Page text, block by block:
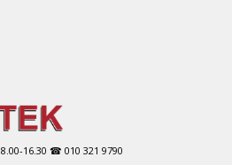
8.00-16.30 ☎ 010 321 9790